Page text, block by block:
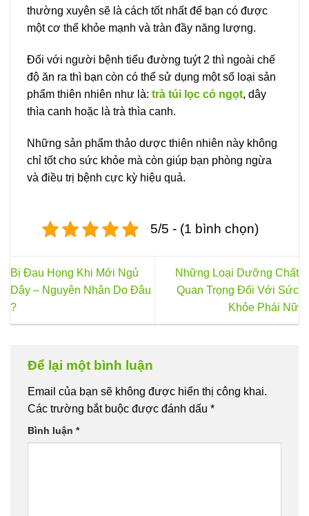
thường xuyên sẽ là cách tốt nhất để bạn có được
một cơ thể khỏe mạnh và tràn đầy năng lượng.
Đối với người bệnh tiểu đường tuýt 2 thì ngoài chế
độ ăn ra thì bạn còn có thể sử dụng một số loại sản
phẩm thiên nhiên như là: trà túi lọc cỏ ngọt, dây
thìa canh hoặc là trà thìa canh.
Những sản phẩm thảo dược thiên nhiên này không
chỉ tốt cho sức khỏe mà còn giúp bạn phòng ngừa
và điều trị bệnh cực kỳ hiệu quả.
5/5 - (1 bình chọn)
Bị Đau Họng Khi Mới Ngủ
Dậy – Nguyên Nhân Do Đâu
?
Những Loại Dưỡng Chất
Quan Trọng Đối Với Sức
Khỏe Phái Nữ
Để lại một bình luận
Email của bạn sẽ không được hiển thị công khai.
Các trường bắt buộc được đánh dấu *
Bình luận *